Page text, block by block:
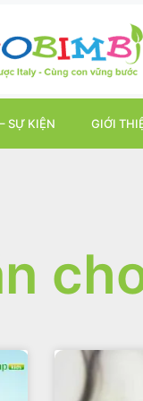
SỰ KIỆN GIỚI